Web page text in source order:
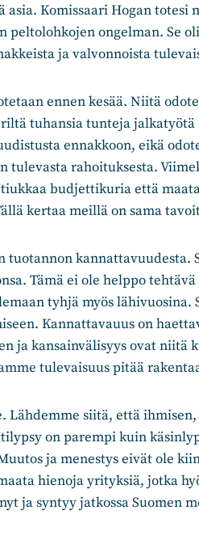
asia. Komissaari Hogan
peltolohkojen ongelman. Se
ja valvonnoista
ennen kesää. Niitä
tuhansia tunteja
ennakkoon, eikä
tulevasta rahoituksesta.
budjettikuria että
kertaa meillä on sama
kannattavuudesta.
Tämä ei ole helppo
tyhjä myös
Kannattavauus on
ja kansainvälisyys ovat niitä
tulevaisuus pitää
Lähdemme siitä, että
on parempi kuin
ja menestys eivät ole
hienoja yrityksiä, jotka
ja syntyy jatkossa Suomen